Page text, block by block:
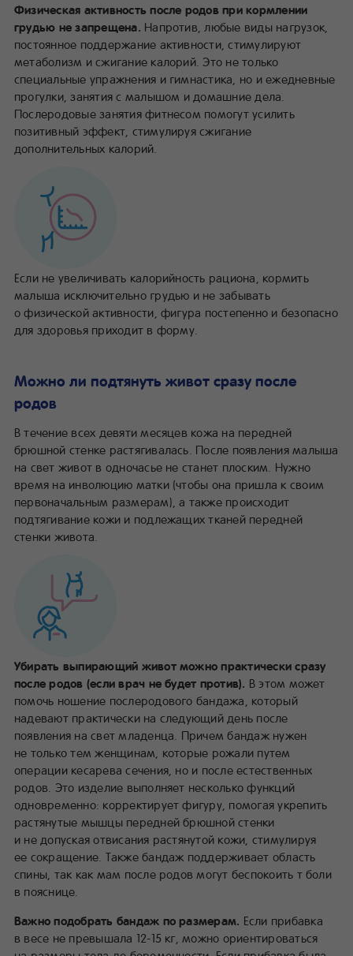
Физическая активность после родов при кормлении
грудью не запрещена. Напротив, любые виды нагрузок,
постоянное поддержание активности, стимулируют
метаболизм и сжигание калорий. Это не только
специальные упражнения и гимнастика, но и ежедневные
прогулки, занятия с малышом и домашние дела.
Послеродовые занятия фитнесом помогут усилить
позитивный эффект, стимулируя сжигание
дополнительных калорий.
Если не увеличивать калорийность рациона, кормить
малыша исключительно грудью и не забывать
о физической активности, фигура постепенно и безопасно
для здоровья приходит в форму.
Можно ли подтянуть живот сразу после
родов
В течение всех девяти месяцев кожа на передней
брюшной стенке растягивалась. После появления малыша
на свет живот в одночасье не станет плоским. Нужно
время на инволюцию матки (чтобы она пришла к своим
первоначальным размерам), а также происходит
подтягивание кожи и подлежащих тканей передней
стенки живота.
Убирать выпирающий живот можно практически сразу
после родов (если врач не будет против). В этом может
помочь ношение послеродового бандажа, который
надевают практически на следующий день после
появления на свет младенца. Причем бандаж нужен
не только тем женщинам, которые рожали путем
операции кесарева сечения, но и после естественных
родов. Это изделие выполняет несколько функций
одновременно: корректирует фигуру, помогая укрепить
растянутые мышцы передней брюшной стенки
и не допуская отвисания растянутой кожи, стимулируя
ее сокращение. Также бандаж поддерживает область
спины, так как мам после родов могут беспокоить т боли
в пояснице.
Важно подобрать бандаж по размерам. Если прибавка
в весе не превышала 12-15 кг, можно ориентироваться